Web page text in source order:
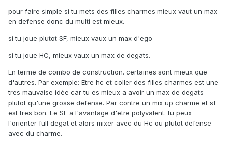
pour faire simple si tu mets des filles charmes mieux vaut un max
en defense donc du multi est mieux.
si tu joue plutot SF, mieux vaux un max d'ego
si tu joue HC, mieux vaux un max de degats.
En terme de combo de construction. certaines sont mieux que
d'autres. Par exemple: Etre hc et coller des filles charmes est une
tres mauvaise idée car tu es mieux a avoir un max de degats
plutot qu'une grosse defense. Par contre un mix up charme et sf
est tres bon. Le SF a l'avantage d'etre polyvalent. tu peux
l'orienter full degat et alors mixer avec du Hc ou plutot defense
avec du charme.